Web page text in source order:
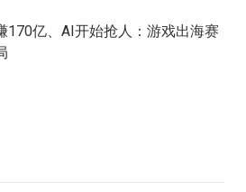
170亿、AI开始抢人：游戏出海赛